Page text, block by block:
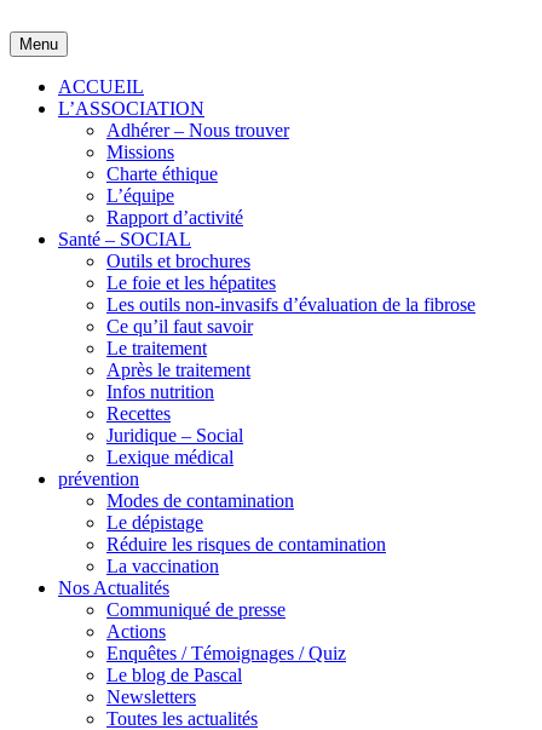
to
content
Menu
ACCUEIL
L’ASSOCIATION
Adhérer – Nous trouver
Missions
Charte éthique
L’équipe
Rapport d’activité
Santé – SOCIAL
Outils et brochures
Le foie et les hépatites
Les outils non-invasifs d’évaluation de la fibrose
Ce qu’il faut savoir
Le traitement
Après le traitement
Infos nutrition
Recettes
Juridique – Social
Lexique médical
prévention
Modes de contamination
Le dépistage
Réduire les risques de contamination
La vaccination
Nos Actualités
Communiqué de presse
Actions
Enquêtes / Témoignages / Quiz
Le blog de Pascal
Newsletters
Toutes les actualités